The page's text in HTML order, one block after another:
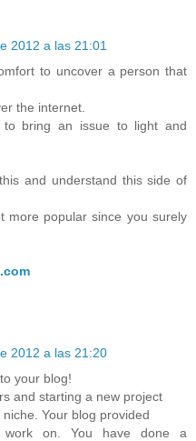
2012 a las 21:01
to uncover a person that
the internet.
to bring an issue to light and
and understand this side of
more popular since you surely
2012 a las 21:20
your blog!
and starting a new project
Your blog provided
work on. You have done a